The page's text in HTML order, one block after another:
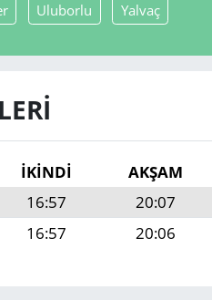
Uluborlu Yalvaç
İKINDI AKŞAM
16:57 20:07
16:57 20:06